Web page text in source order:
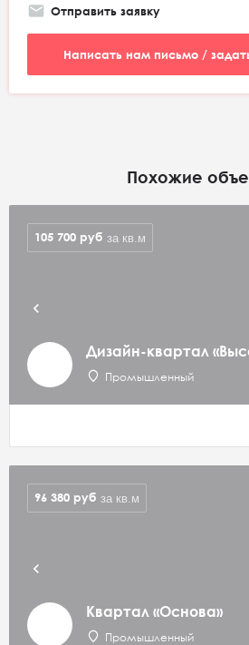
Отправить заявку
Написать нам письмо /
Похожие
Дизайн-квартал
Промышленный
105 700 руб за кв.м
Квартал «Основа»
Промышленный
96 380 руб за кв.м